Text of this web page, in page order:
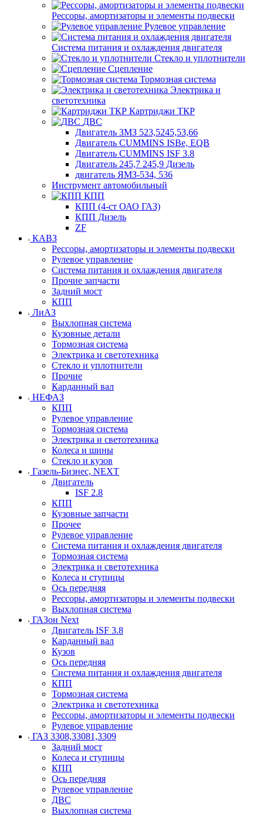
Рессоры, амортизаторы и элементы подвески
Рулевое управление
Система питания и охлаждения двигателя
Стекло и уплотнители
Сцепление
Тормозная система
Электрика и
светотехника
Картриджи ТКР
ДВС
Двигатель ЗМЗ 523,5245,53,66
Двигатель CUMMINS ISBe, EQB
Двигатель CUMMINS ISF 3.8
Двигатель 245,7 245,9 Дизель
двигатель ЯМЗ-534, 536
Инструмент автомобильный
КПП
КПП (4-ст ОАО ГАЗ)
КПП Дизель
ZF
КАВЗ
Рессоры, амортизаторы и элементы подвески
Рулевое управление
Система питания и охлаждения двигателя
Прочие запчасти
Задний мост
КПП
ЛиАЗ
Выхлопная система
Кузовные детали
Тормозная система
Электрика и светотехника
Стекло и уплотнители
Прочие
Карданный вал
НЕФАЗ
КПП
Рулевое управление
Тормозная система
Электрика и светотехника
Колеса и шины
Стекло и кузов
Газель-Бизнес, NEXT
Двигатель
ISF 2.8
КПП
Кузовные запчасти
Прочее
Рулевое управление
Система питания и охлаждения двигателя
Тормозная система
Электрика и светотехника
Колеса и ступицы
Ось передняя
Рессоры, амортизаторы и элементы подвески
Выхлопная система
ГАЗон Next
Двигатель ISF 3.8
Карданный вал
Кузов
Ось передняя
Система питания и охлаждения двигателя
КПП
Тормозная система
Электрика и светотехника
Рессоры, амортизаторы и элементы подвески
Рулевое управление
ГАЗ 3308,33081,3309
Задний мост
Колеса и ступицы
КПП
Ось передняя
Рулевое управление
ДВС
Выхлопная система